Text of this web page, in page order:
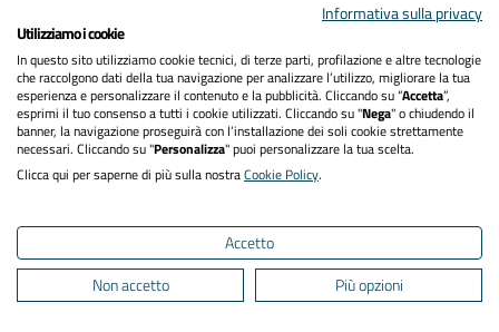
Digerente
Chirurgia Pediatrica visite
Chirurgia Pediatrica dell’Apparato
Urologia Pediatrica (chirurgia
pediatrica)
Informativa sulla privacy
Utilizziamo i cookie
In questo sito utilizziamo cookie tecnici, di terze parti, profilazione e altre tecnologie
che raccolgono dati della tua navigazione per analizzare l’utilizzo, migliorare la tua
esperienza e personalizzare il contenuto e la pubblicità. Cliccando su “Accetta”,
esprimi il tuo consenso a tutti i cookie utilizzati. Cliccando su "Nega" o chiudendo il
banner, la navigazione proseguirà con l’installazione dei soli cookie strettamente
necessari. Cliccando su "Personalizza" puoi personalizzare la tua scelta.
Clicca qui per saperne di più sulla nostraCookie Policy.
Accetto
Non accetto
Più opzioni